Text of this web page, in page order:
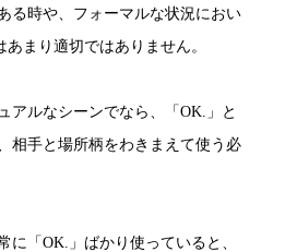
る時や、フォーマルな状況におい
まり適切ではありません。
アルなシーンでなら、「OK.」と
相手と場所柄をわきまえて使う必
に「OK.」ばかり使っていると、